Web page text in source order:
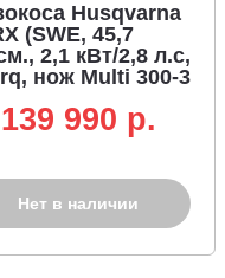
Husqvarna
(SWE, 45,7
2,1 кВт/2,8 л.с,
нож Multi 300-3
оснастка Balance
139 990 p.
Нет в наличии